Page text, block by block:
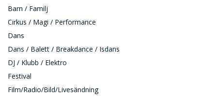
Barn / Familj
Cirkus / Magi / Performance
Dans
Dans / Balett / Breakdance / Isdans
DJ / Klubb / Elektro
Festival
Film/Radio/Bild/Livesändning